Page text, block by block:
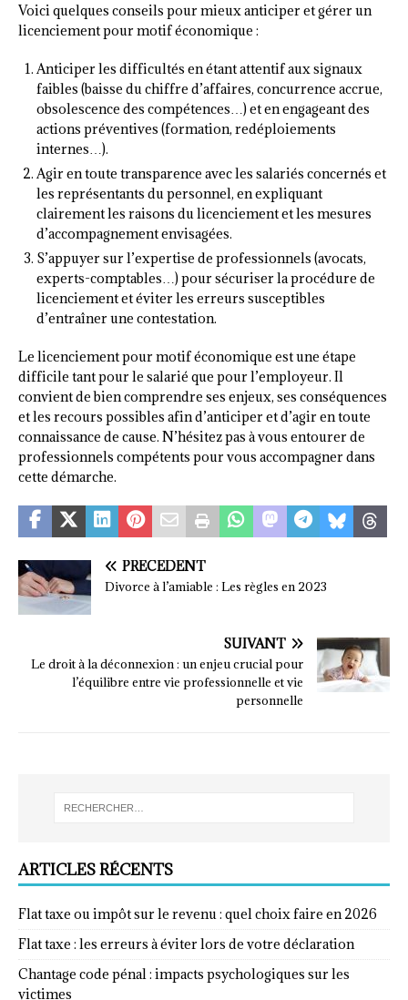
Voici quelques conseils pour mieux anticiper et gérer un
licenciement pour motif économique :
Anticiper les difficultés en étant attentif aux signaux
faibles (baisse du chiffre d’affaires, concurrence accrue,
obsolescence des compétences…) et en engageant des
actions préventives (formation, redéploiements
internes…).
Agir en toute transparence avec les salariés concernés et
les représentants du personnel, en expliquant
clairement les raisons du licenciement et les mesures
d’accompagnement envisagées.
S’appuyer sur l’expertise de professionnels (avocats,
experts-comptables…) pour sécuriser la procédure de
licenciement et éviter les erreurs susceptibles
d’entraîner une contestation.
Le licenciement pour motif économique est une étape
difficile tant pour le salarié que pour l’employeur. Il
convient de bien comprendre ses enjeux, ses conséquences
et les recours possibles afin d’anticiper et d’agir en toute
connaissance de cause. N’hésitez pas à vous entourer de
professionnels compétents pour vous accompagner dans
cette démarche.
PRÉCÉDENT
Divorce à l’amiable : Les règles en 2023
SUIVANT
Le droit à la déconnexion : un enjeu crucial pour
l’équilibre entre vie professionnelle et vie
personnelle
ARTICLES RÉCENTS
Flat taxe ou impôt sur le revenu : quel choix faire en 2026
Flat taxe : les erreurs à éviter lors de votre déclaration
Chantage code pénal : impacts psychologiques sur les
victimes